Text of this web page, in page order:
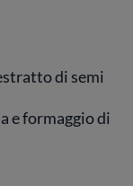
di semi
e formaggio di